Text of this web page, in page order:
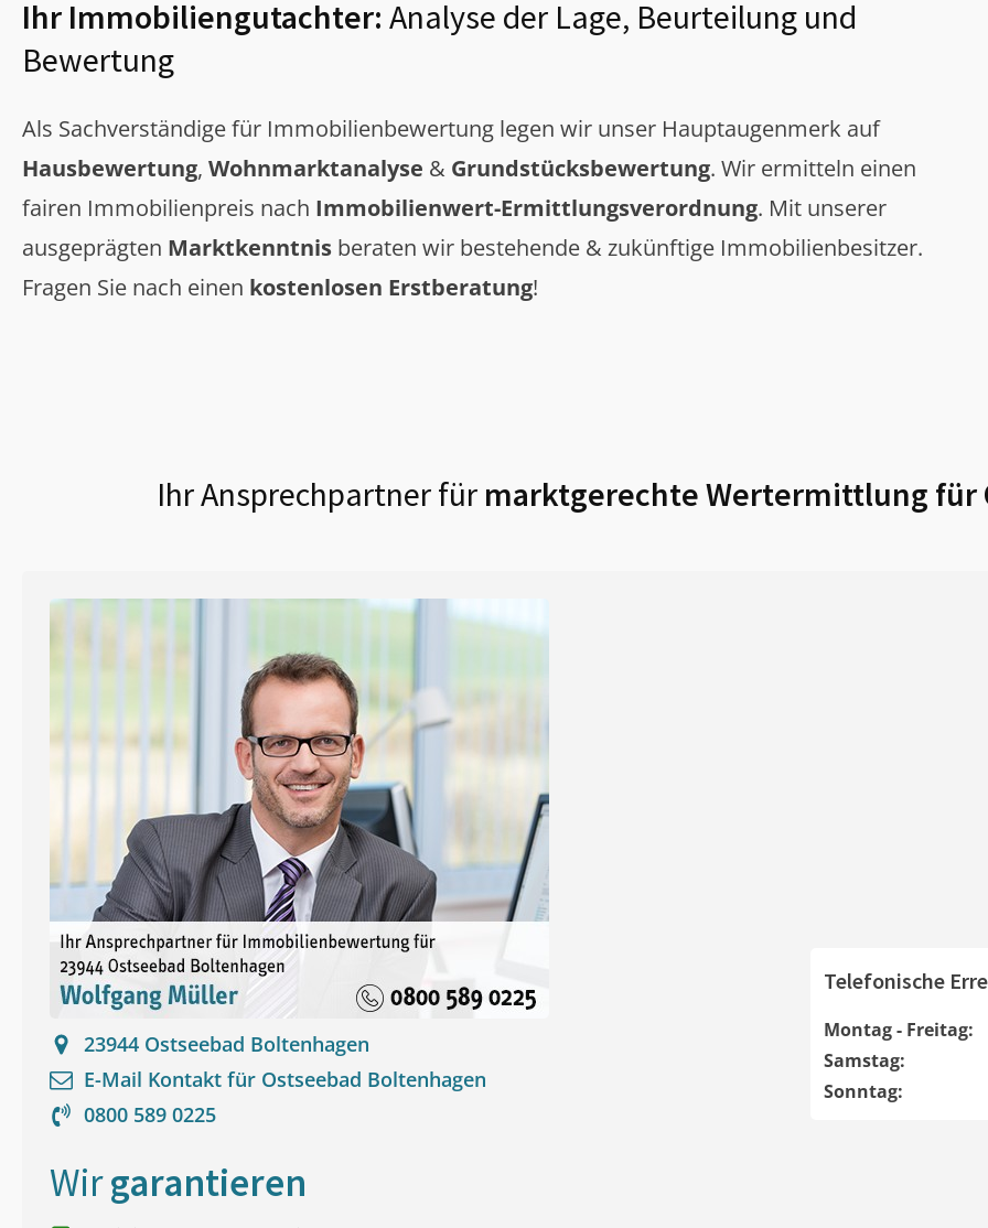
Ihr Immobiliengutachter: Analyse der Lage, Beurteilung und
Bewertung
Als Sachverständige für Immobilienbewertung legen wir unser Hauptaugenmerk auf
Hausbewertung, Wohnmarktanalyse & Grundstücksbewertung. Wir ermitteln einen
fairen Immobilienpreis nach Immobilienwert-Ermittlungsverordnung. Mit unserer
ausgeprägten Marktkenntnis beraten wir bestehende & zukünftige Immobilienbesitzer.
Fragen Sie nach einen kostenlosen Erstberatung!
Ihr Ansprechpartner für marktgerechte Wertermittlung für
23944 Ostseebad Boltenhagen
E-Mail Kontakt für Ostseebad Boltenhagen
0800 589 0225
Telefonische
Montag - Freitag:
Samstag:
Sonntag:
Wirgarantieren